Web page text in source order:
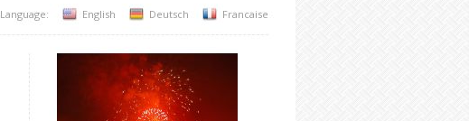
Language: English Deutsch Francaise